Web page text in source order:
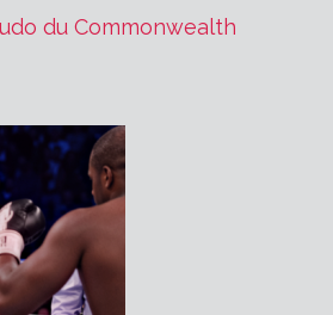
du Commonwealth